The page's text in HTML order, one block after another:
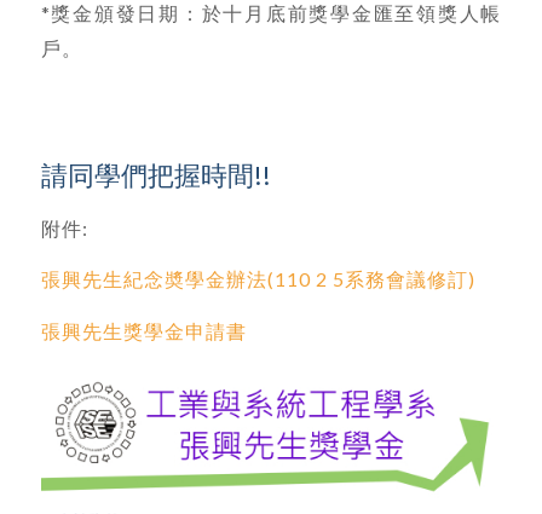
*獎金頒發日期：於十月底前獎學金匯至領獎人帳
戶。
請同學們把握時間!!
附件:
張興先生紀念奬學金辦法(110 2 5系務會議修訂)
張興先生獎學金申請書